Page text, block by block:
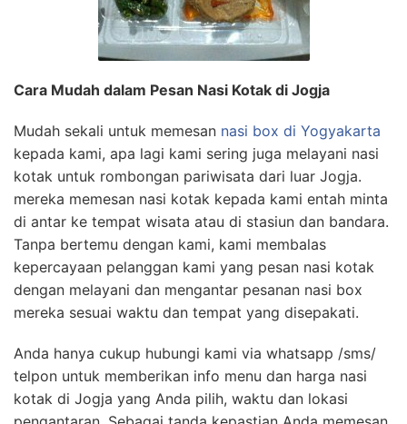
Cara Mudah dalam Pesan Nasi Kotak di Jogja
Mudah sekali untuk memesan nasi box di Yogyakarta
kepada kami, apa lagi kami sering juga melayani nasi
kotak untuk rombongan pariwisata dari luar Jogja.
mereka memesan nasi kotak kepada kami entah minta
di antar ke tempat wisata atau di stasiun dan bandara.
Tanpa bertemu dengan kami, kami membalas
kepercayaan pelanggan kami yang pesan nasi kotak
dengan melayani dan mengantar pesanan nasi box
mereka sesuai waktu dan tempat yang disepakati.
Anda hanya cukup hubungi kami via whatsapp /sms/
telpon untuk memberikan info menu dan harga nasi
kotak di Jogja yang Anda pilih, waktu dan lokasi